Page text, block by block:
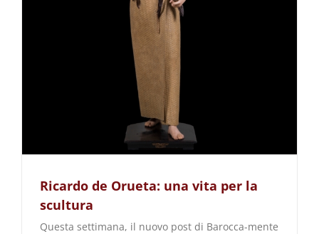
Ricardo de Orueta: una vita per la
scultura
Questa settimana, il nuovo post di Barocca-mente